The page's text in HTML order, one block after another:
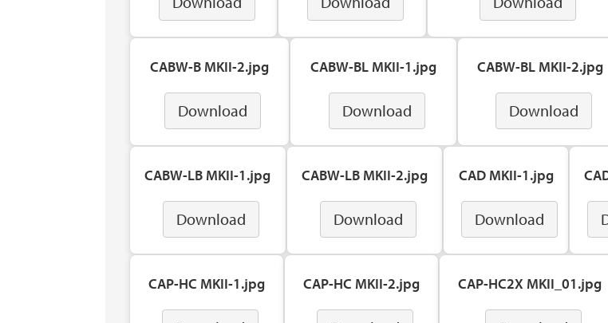
CABW-B MKII-2.jpg
Download
CABW-BL MKII-1.jpg
Download
CABW-BL MKII-2.jpg
Download
CABW-LB MKII-1.jpg
Download
CABW-LB MKII-2.jpg
Download
CAD MKII-1.jpg
Download
CAP-HC MKII-1.jpg CAP-HC MKII-2.jpg CAP-HC2X MKII_01.jpg